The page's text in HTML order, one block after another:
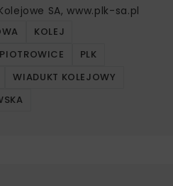
SA, www.plk-sa.pl
KOLEJ
PLK
WIADUKT KOLEJOWY